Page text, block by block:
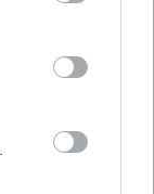
party tags to
below Google
a munkákat.
település